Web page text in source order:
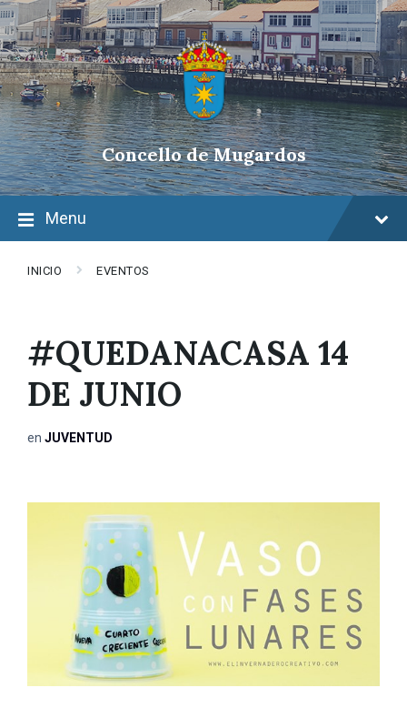
Skip
to
content
Skip
to
main
navigation
Skip
to
footer
Concello de Mugardos
Menu
INICIO EVENTOS
#QUEDANACASA 14
DE JUNIO
en JUVENTUD